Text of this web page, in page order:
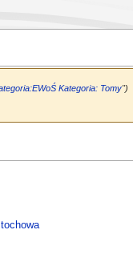
Kategoria: Tomy")